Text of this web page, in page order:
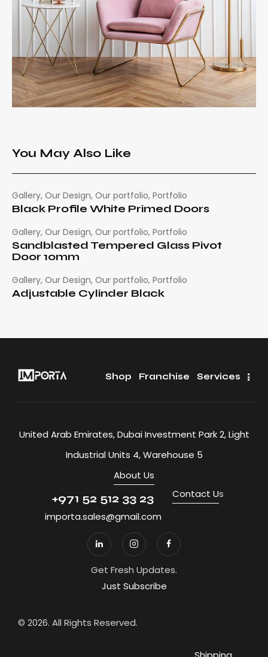
You May Also Like
Gallery, Our Design, Our portfolio, Portfolio
Black Profile White Primed Doors
Gallery, Our Design, Our portfolio, Portfolio
Sandblasted Tempered Glass Pivot
Door 10mm
Gallery, Our Design, Our portfolio, Portfolio
Adjustable Cylinder Black
Shop Franchise Services
United Arab Emirates, Dubai Investment Park 2, Light
Industrial Units 4, Warehouse 5
About Us
+971 52 512 33 23
importa.sales@gmail.com
Contact Us
Get Fresh Updates.
Just Subscribe
© 2026. All Rights Reserved.